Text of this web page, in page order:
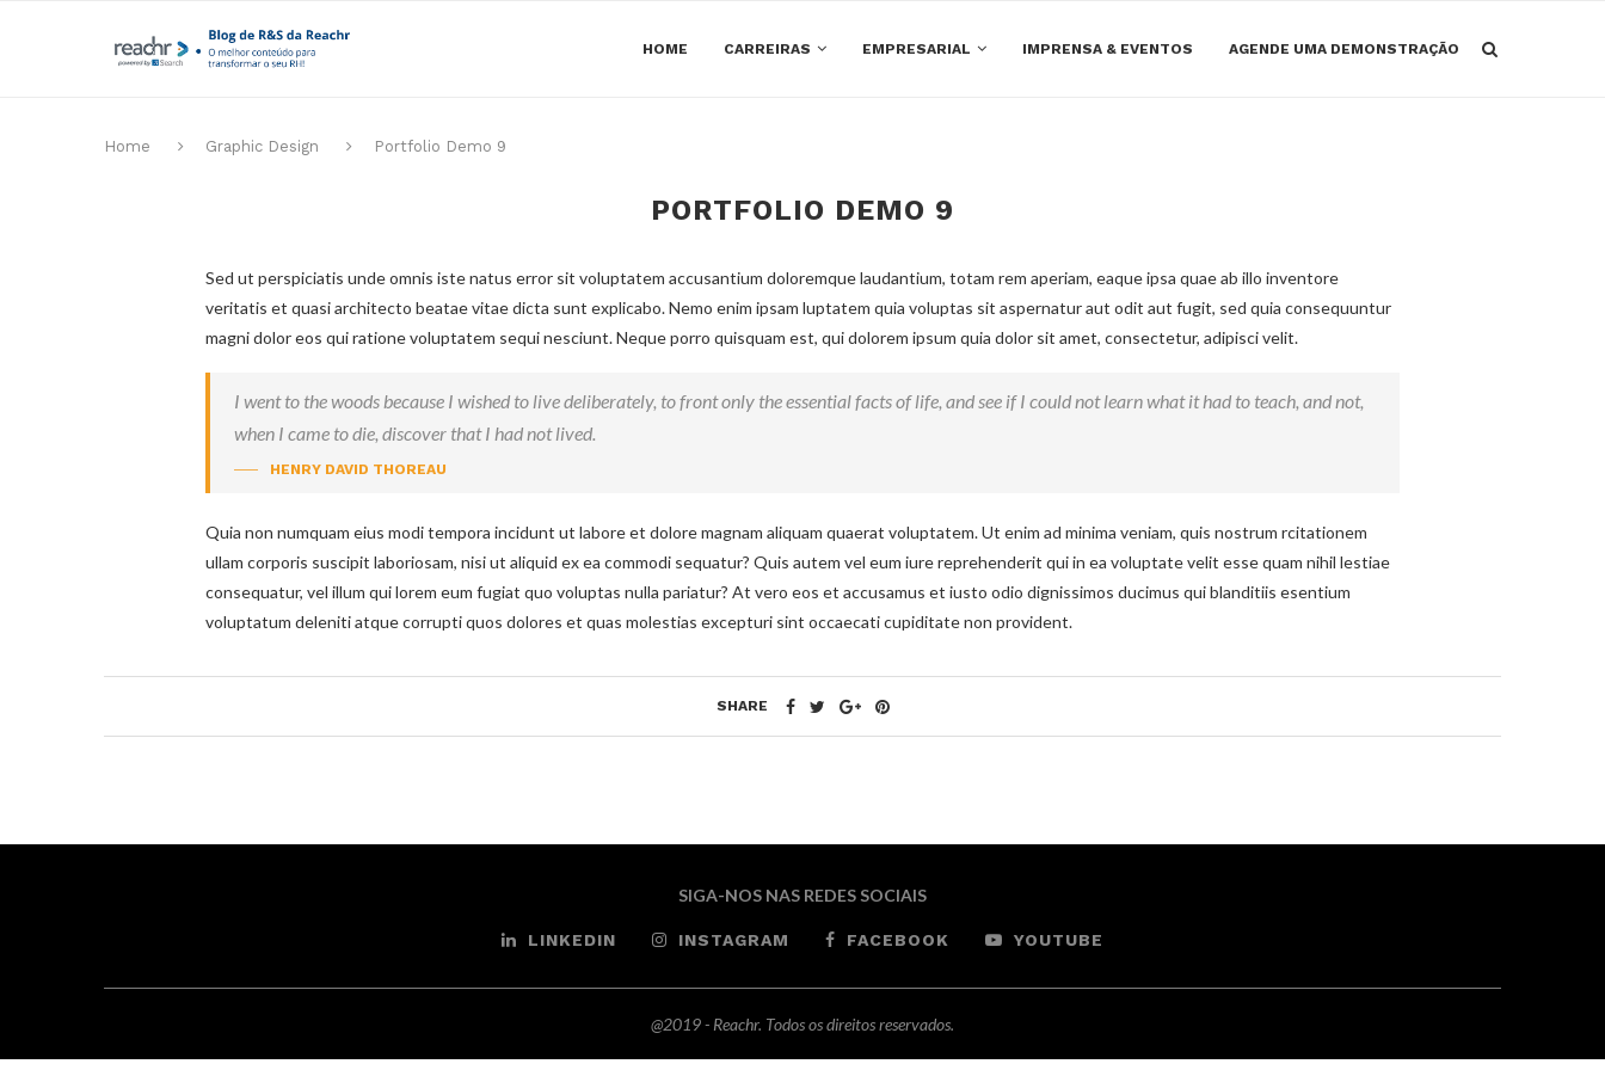
HOME CARREIRAS EMPRESARIAL IMPRENSA & EVENTOS AGENDE UMA DEMONSTRAÇÃO
Home Graphic Design Portfolio Demo 9
PORTFOLIO DEMO 9
Sed ut perspiciatis unde omnis iste natus error sit voluptatem accusantium doloremque laudantium, totam rem aperiam, eaque ipsa quae ab illo inventore
veritatis et quasi architecto beatae vitae dicta sunt explicabo. Nemo enim ipsam luptatem quia voluptas sit aspernatur aut odit aut fugit, sed quia consequuntur
magni dolor eos qui ratione voluptatem sequi nesciunt. Neque porro quisquam est, qui dolorem ipsum quia dolor sit amet, consectetur, adipisci velit.
I went to the woods because I wished to live deliberately, to front only the essential facts of life, and see if I could not learn what it had to teach, and not,
when I came to die, discover that I had not lived.
HENRY DAVID THOREAU
Quia non numquam eius modi tempora incidunt ut labore et dolore magnam aliquam quaerat voluptatem. Ut enim ad minima veniam, quis nostrum rcitationem
ullam corporis suscipit laboriosam, nisi ut aliquid ex ea commodi sequatur? Quis autem vel eum iure reprehenderit qui in ea voluptate velit esse quam nihil lestiae
consequatur, vel illum qui lorem eum fugiat quo voluptas nulla pariatur? At vero eos et accusamus et iusto odio dignissimos ducimus qui blanditiis esentium
voluptatum deleniti atque corrupti quos dolores et quas molestias excepturi sint occaecati cupiditate non provident.
SHARE
SIGA-NOS NAS REDES SOCIAIS
LINKEDIN INSTAGRAM FACEBOOK YOUTUBE
@2019 - Reachr. Todos os direitos reservados.